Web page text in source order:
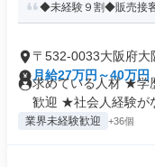
◆未経験９割◆販売接
〒532-0033大阪府大
月給27万円～40万円
求めている人材 ★学
歓迎 ★社会人経験が
業界未経験歓迎 +36個